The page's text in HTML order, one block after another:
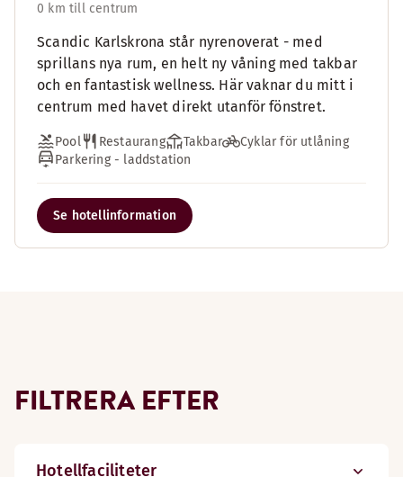
0 km till centrum
Scandic Karlskrona står nyrenoverat - med
sprillans nya rum, en helt ny våning med takbar
och en fantastisk wellness. Här vaknar du mitt i
centrum med havet direkt utanför fönstret.
Pool Restaurang Takbar
Cyklar för utlåning
Parkering - laddstation
Se hotellinformation
FILTRERA EFTER
Hotellfaciliteter